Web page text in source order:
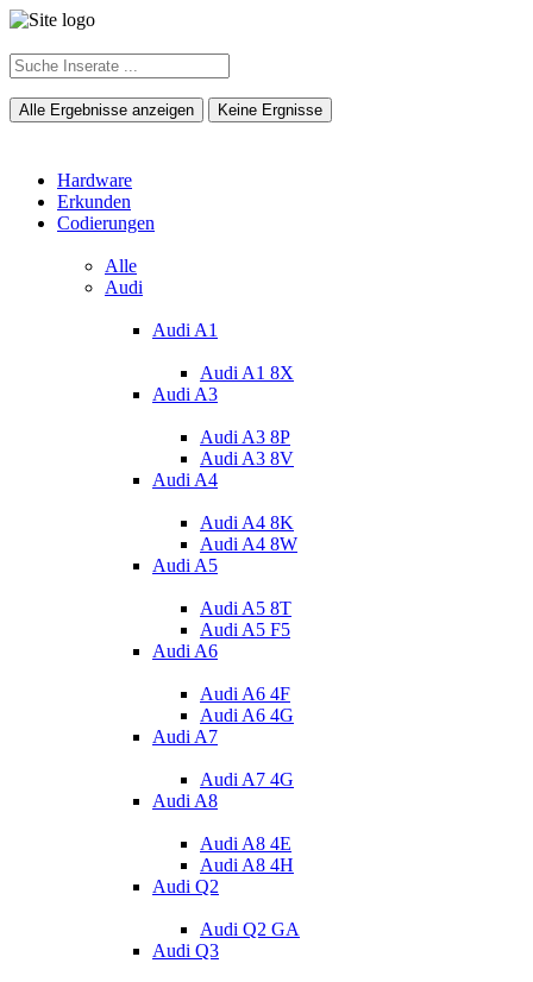
Alle Ergebnisse anzeigen Keine Ergnisse
Hardware
Erkunden
Codierungen
Alle
Audi
Audi A1
Audi A1 8X
Audi A3
Audi A3 8P
Audi A3 8V
Audi A4
Audi A4 8K
Audi A4 8W
Audi A5
Audi A5 8T
Audi A5 F5
Audi A6
Audi A6 4F
Audi A6 4G
Audi A7
Audi A7 4G
Audi A8
Audi A8 4E
Audi A8 4H
Audi Q2
Audi Q2 GA
Audi Q3